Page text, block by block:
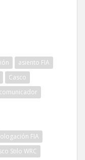
asiento FIA
Casco
FIA
Stilo WRC